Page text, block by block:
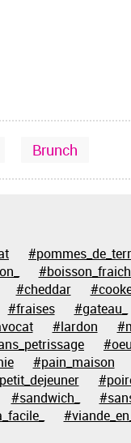
Brunch
#cheddar
#fraises #gateau_
#lardon
#pain_maison
#sandwich_